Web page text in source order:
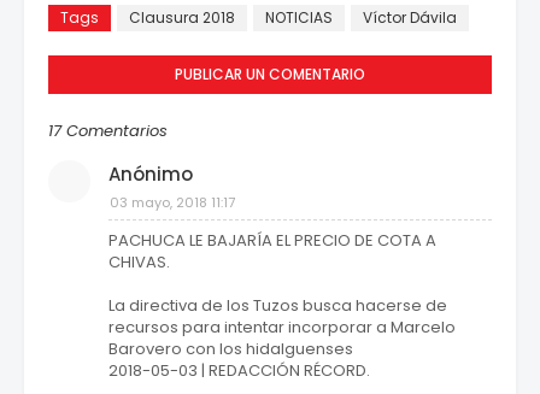
Tags Clausura 2018 NOTICIAS Víctor Dávila
PUBLICAR UN COMENTARIO
17 Comentarios
Anónimo
03 mayo, 2018 11:17
PACHUCA LE BAJARÍA EL PRECIO DE COTA A
CHIVAS.
La directiva de los Tuzos busca hacerse de
recursos para intentar incorporar a Marcelo
Barovero con los hidalguenses
2018-05-03 | REDACCIÓN RÉCORD.